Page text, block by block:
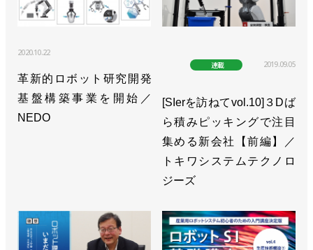
2020.10.22
革新的ロボット研究開発
基盤構築事業を開始／
NEDO
連載 2019.09.05
[SIerを訪ねてvol.10]３Dば
ら積みピッキングで注目
集める新会社【前編】／
トキワシステムテクノロ
ジーズ